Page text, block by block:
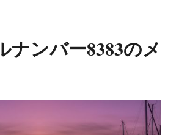
ナンバー8383のメ